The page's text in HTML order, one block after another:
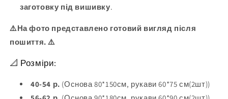
заготовку під вишивку.
⚠️На фото представлено готовий вигляд після
пошиття. ⚠️
📐 Розміри:
40-54 р. (Основа 80*150см, рукави 60*75 см(2шт))